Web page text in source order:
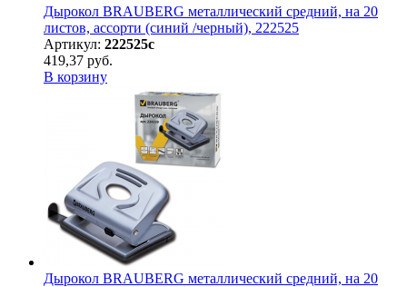
Дырокол BRAUBERG металлический средний, на 20
листов, ассорти (синий /черный), 222525
Артикул: 222525с
419,37 руб.
В корзину
Дырокол BRAUBERG металлический средний, на 20